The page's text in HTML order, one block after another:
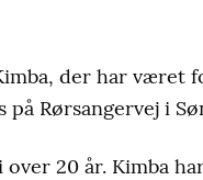
der har været
Rørsangervej i
20 år. Kimba